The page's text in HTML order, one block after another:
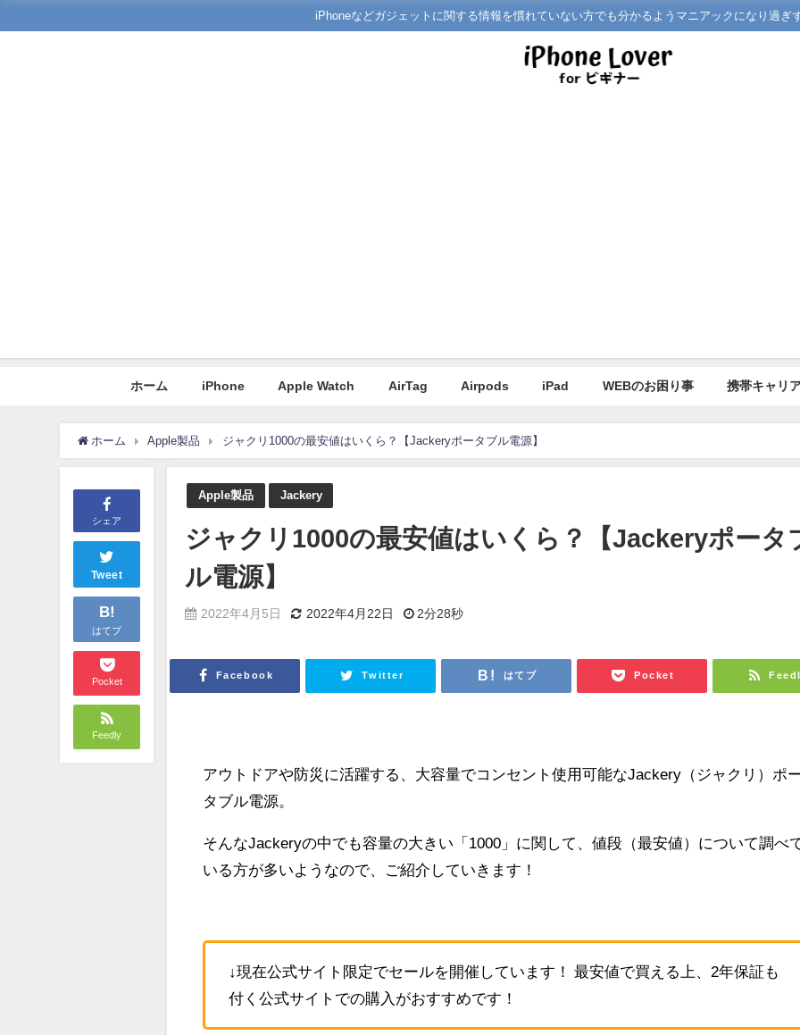
iPhoneなどガジェットに関する情報を慣れていない方でも分かるようマニアックになり過ぎ
ホーム iPhone Apple Watch AirTag Airpods iPad WEBのお困り事 携帯キャリ
ホーム Apple製品 ジャクリ1000の最安値はいくら？【Jackeryポータブル電源】
シェア
Tweet
B!
はてブ
Pocket
Feedly
Apple製品 Jackery
ジャクリ1000の最安値はいくら？【Jackeryポータ
ル電源】
2022年4月5日 2022年4月22日 2分28秒
Facebook Twitter はてブ Pocket
アウトドアや防災に活躍する、大容量でコンセント使用可能なJackery（ジャクリ）ポ
タブル電源。
そんなJackeryの中でも容量の大きい「1000」に関して、値段（最安値）について調べ
いる方が多いようなので、ご紹介していきます！
↓現在公式サイト限定でセールを開催しています！ 最安値で買える上、2年保証も
付く公式サイトでの購入がおすすめです！